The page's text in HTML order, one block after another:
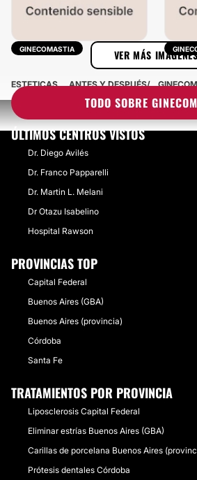
GINECOMASTIA VER MÁS
TODO SOBRE
ESTETICAS ANTES Y DESPUÉS
ÚLTIMOS CENTROS VISTOS
Dr. Diego Avilés
Dr. Franco Papparelli
Dr. Martin L. Melani
Dr Otazu Isabelino
Hospital Rawson
PROVINCIAS TOP
Capital Federal
Buenos Aires (GBA)
Buenos Aires (provincia)
Córdoba
Santa Fe
TRATAMIENTOS POR PROVINCIA
Liposclerosis Capital Federal
Eliminar estrías Buenos Aires (GBA)
Carillas de porcelana Buenos Aires
Prótesis dentales Córdoba